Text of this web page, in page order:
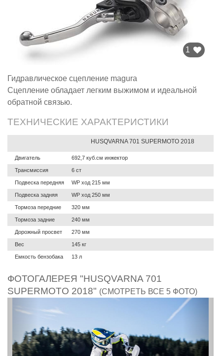
1
Гидравлическое сцепление magura
Сцепление обладает легким выжимом и идеальной
обратной связью.
ТЕХНИЧЕСКИЕ ХАРАКТЕРИСТИКИ
Двигатель
Трансмиссия
Подвеска передняя
Подвеска задняя
Тормоза передние
Тормоза задние
Дорожный просвет
Вес
Емкость бензобака
HUSQVARNA 701 SUPERMOTO 2018
692,7 куб.см инжектор
6 ст
WP ход 215 мм
WP ход 250 мм
320 мм
240 мм
270 мм
145 кг
13 л
ФОТОГАЛЕРЕЯ "HUSQVARNA 701
SUPERMOTO 2018" (СМОТРЕТЬ ВСЕ 5 ФОТО)